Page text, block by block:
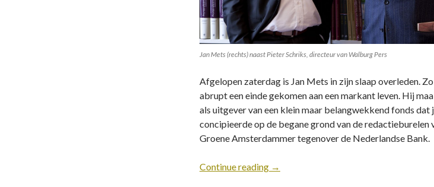
Jan Mets (rechts) naast Pieter Schriks, directeur van Walburg Pers
Afgelopen zaterdag is Jan Mets in zijn slaap overleden.
abrupt een einde gekomen aan een markant leven. Hij
als uitgever van een klein maar belangwekkend fonds dat
concipieerde op de begane grond van de redactieburelen
Groene Amsterdammer tegenover de Nederlandse Bank.
Continue reading →